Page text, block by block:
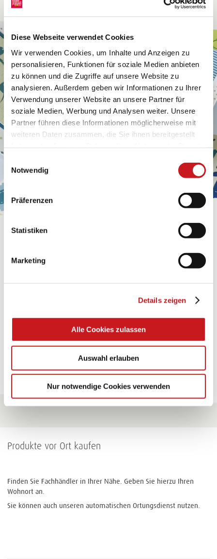
Diese Webseite verwendet Cookies
Wir verwenden Cookies, um Inhalte und Anzeigen zu
personalisieren, Funktionen für soziale Medien anbieten
zu können und die Zugriffe auf unsere Website zu
analysieren. Außerdem geben wir Informationen zu Ihrer
Verwendung unserer Website an unsere Partner für
soziale Medien, Werbung und Analysen weiter. Unsere
Partner führen diese Informationen möglicherweise mit
weiteren Daten zusammen, die Sie ihnen bereitgestellt
Datenschutzhinweisen
mehr darüber, wer wir sind, wie
personenbezogene Daten verarbeiten. Hier geht’s zum
Impressum.
Notwendig
Präferenzen
Statistiken
Marketing
Details zeigen
Alle Cookies zulassen
Auswahl erlauben
Nur notwendige Cookies verwenden
unübertroffen in der Wirkung. Probieren Sie es aus.
Zum Tipp
Zu allen Tipps
Produkte vor Ort kaufen
Finden Sie Fachhändler in Ihrer Nähe. Geben Sie hierzu Ihren
Wohnort an.
Sie können auch unseren automatischen Ortungsdienst nutzen.